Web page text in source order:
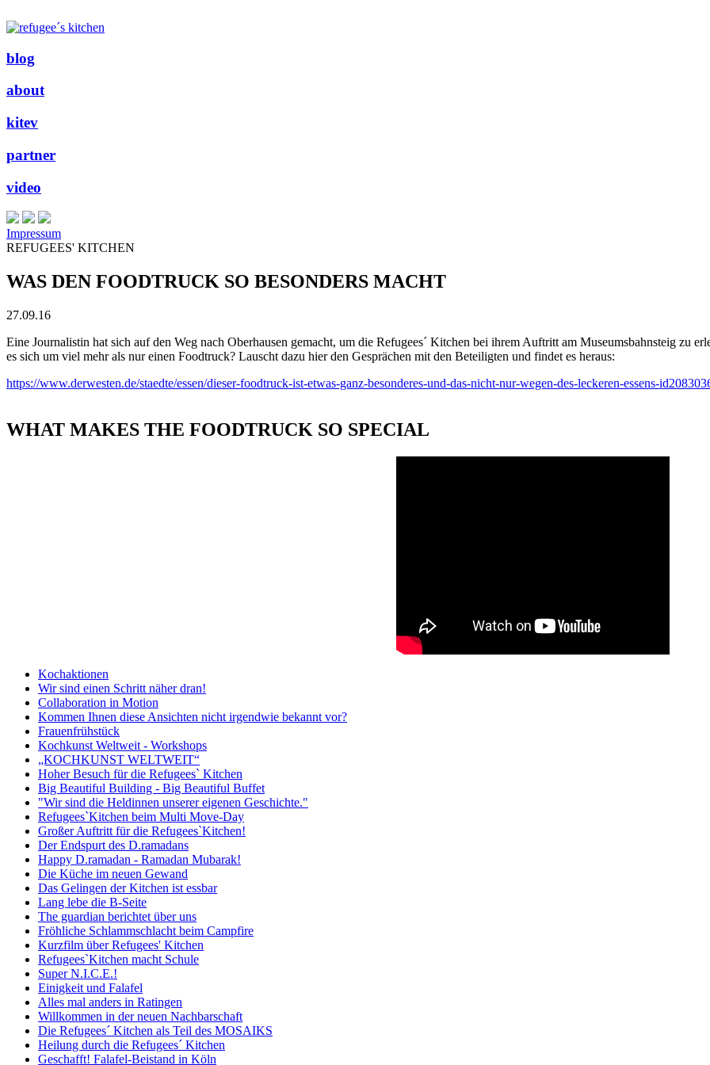
blog
about
kitev
partner
video
Impressum
REFUGEES' KITCHEN
WAS DEN FOODTRUCK SO BESONDERS MACHT
27.09.16
Eine Journalistin hat sich auf den Weg nach Oberhausen gemacht, um die Refugees´ Kitchen bei ihrem Auftritt am Museumsbahnsteig zu
es sich um viel mehr als nur einen Foodtruck? Lauscht dazu hier den Gesprächen mit den Beteiligten und findet es heraus:
https://www.derwesten.de/staedte/essen/dieser-foodtruck-ist-etwas-ganz-besonderes-und-das-nicht-nur-wegen-des-leckeren-essens-
WHAT MAKES THE FOODTRUCK SO SPECIAL
Kochaktionen
Wir sind einen Schritt näher dran!
Collaboration in Motion
Kommen Ihnen diese Ansichten nicht irgendwie bekannt vor?
Frauenfrühstück
Kochkunst Weltweit - Workshops
„KOCHKUNST WELTWEIT“
Hoher Besuch für die Refugees` Kitchen
Big Beautiful Building - Big Beautiful Buffet
"Wir sind die Heldinnen unserer eigenen Geschichte."
Refugees`Kitchen beim Multi Move-Day
Großer Auftritt für die Refugees`Kitchen!
Der Endspurt des D.ramadans
Happy D.ramadan - Ramadan Mubarak!
Die Küche im neuen Gewand
Das Gelingen der Kitchen ist essbar
Lang lebe die B-Seite
The guardian berichtet über uns
Fröhliche Schlammschlacht beim Campfire
Kurzfilm über Refugees' Kitchen
Refugees`Kitchen macht Schule
Super N.I.C.E.!
Einigkeit und Falafel
Alles mal anders in Ratingen
Willkommen in der neuen Nachbarschaft
Die Refugees´ Kitchen als Teil des MOSAIKS
Heilung durch die Refugees´ Kitchen
Geschafft! Falafel-Beistand in Köln